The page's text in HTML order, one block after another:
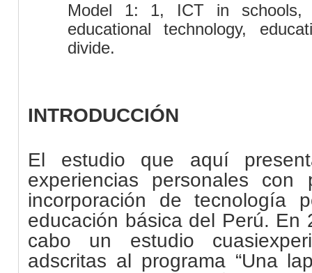
Model 1: 1, ICT in schools,
educational technology,
divide.
INTRODUCCIÓN
El estudio que aquí
experiencias personales con
incorporación de tecnología
educación básica del Perú. En
cabo un estudio
adscritas al programa “Una